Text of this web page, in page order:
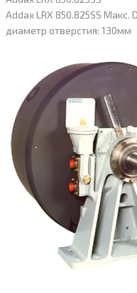
Addax LRX 850.825SS Макс.
диаметр отверстия: 130мм